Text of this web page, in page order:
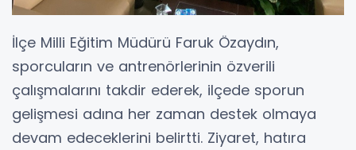
İlçe Milli Eğitim Müdürü Faruk Özaydın,
sporcuların ve antrenörlerinin özverili
çalışmalarını takdir ederek, ilçede sporun
gelişmesi adına her zaman destek olmaya
devam edeceklerini belirtti. Ziyaret, hatıra